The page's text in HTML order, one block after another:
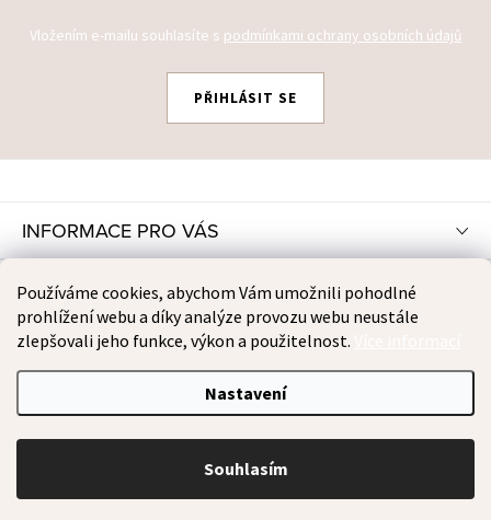
Používáme cookies, abychom Vám umožnili pohodlné
prohlížení webu a díky analýze provozu webu neustále
zlepšovali jeho funkce, výkon a použitelnost.
Nastavení
Souhlasím
Vložením e-mailu souhlasíte s podmínkami ochrany osobních údajů
PŘIHLÁSIT SE
Z
A
INFORMACE PRO VÁS
INSTAGRAM
PŘIJÍMÁME ONLINE PLATBY
Copyright 2026TOOMOMS. Všechna práva vyhrazena.